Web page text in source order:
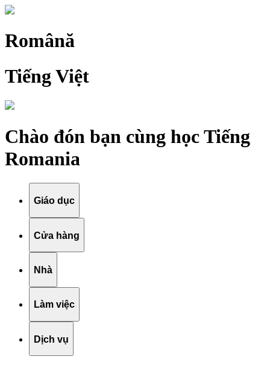
Română
Tiếng Việt
Chào đón bạn cùng học Tiếng
Romania
Giáo dục
Cửa hàng
Nhà
Làm việc
Dịch vụ